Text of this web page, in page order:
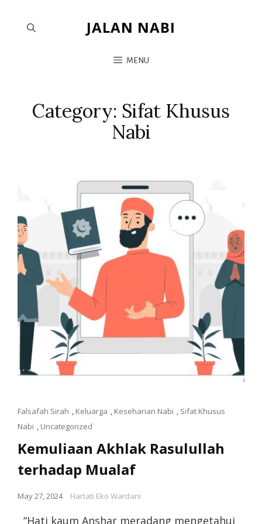
JALAN NABI
MENU
Category: Sifat Khusus
Nabi
Falsafah Sirah , Keluarga , Keseharian Nabi , Sifat Khusus
Nabi , Uncategorized
Kemuliaan Akhlak Rasulullah
terhadap Mualaf
May 27, 2024 Hartati Eko Wardani
“Hati kaum Anshar meradang mengetahui